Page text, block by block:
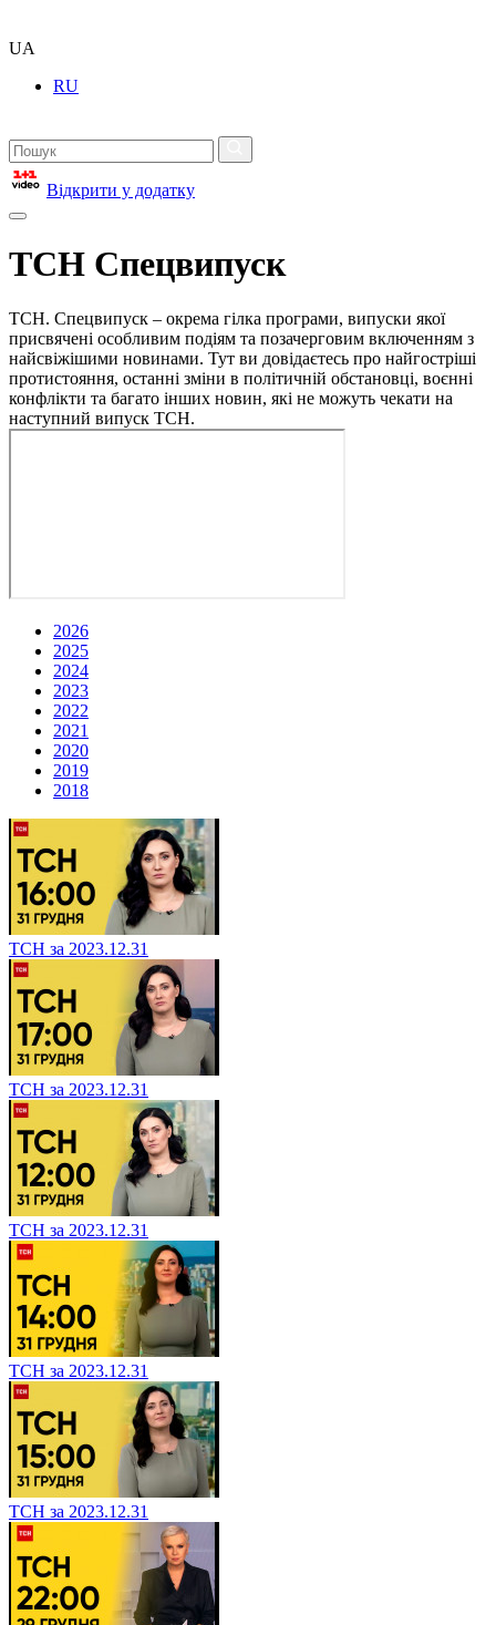
UA
RU
Відкрити у додатку
ТСН Спецвипуск
ТСН. Спецвипуск – окрема гілка програми, випуски якої
присвячені особливим подіям та позачерговим включенням з
найсвіжішими новинами. Тут ви довідаєтесь про найгостріші
протистояння, останні зміни в політичній обстановці, воєнні
конфлікти та багато інших новин, які не можуть чекати на
наступний випуск ТСН.
2026
2025
2024
2023
2022
2021
2020
2019
2018
ТСН за 2023.12.31
ТСН за 2023.12.31
ТСН за 2023.12.31
ТСН за 2023.12.31
ТСН за 2023.12.31